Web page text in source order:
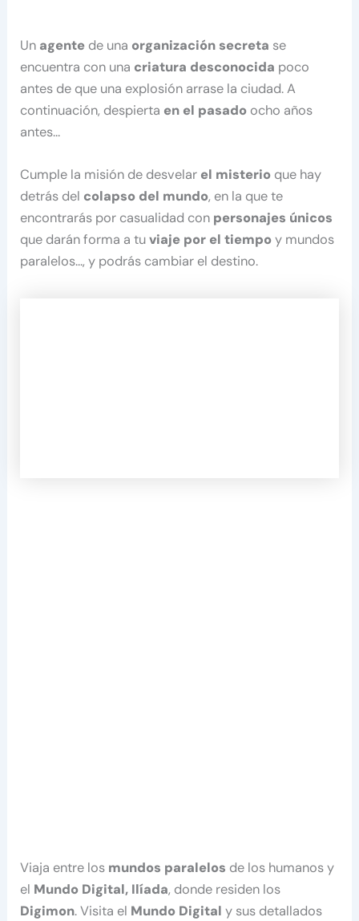
Un agente de una organización secreta se
encuentra con una criatura desconocida poco
antes de que una explosión arrase la ciudad. A
continuación, despierta en el pasado ocho años
antes…
Cumple la misión de desvelar el misterio que hay
detrás del colapso del mundo, en la que te
encontrarás por casualidad con personajes únicos
que darán forma a tuviaje por el tiempoy mundos
paralelos…, y podrás cambiar el destino.
Viaja entre los mundos paralelos de los humanos y
el Mundo Digital, Ilíada, donde residen los
Digimon. Visita el Mundo Digital y sus detallados